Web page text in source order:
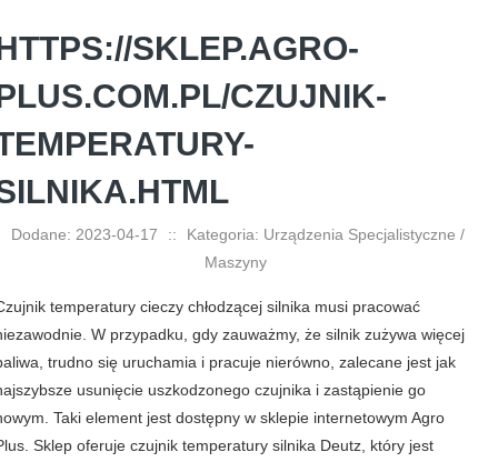
SKLEP.AGRO-
CZUJNIK-
Dodane: 2023-04-17 ::
Kategoria: Urządzenia Specjalistyczne /
Maszyny
temperatury cieczy chłodzącej silnika musi pracować
W przypadku, gdy zauważmy, że silnik zużywa więcej
trudno się uruchamia i pracuje nierówno, zalecane jest jak
usunięcie uszkodzonego czujnika i zastąpienie go
Taki element jest dostępny w sklepie internetowym Agro
Sklep oferuje czujnik temperatury silnika Deutz, który jest